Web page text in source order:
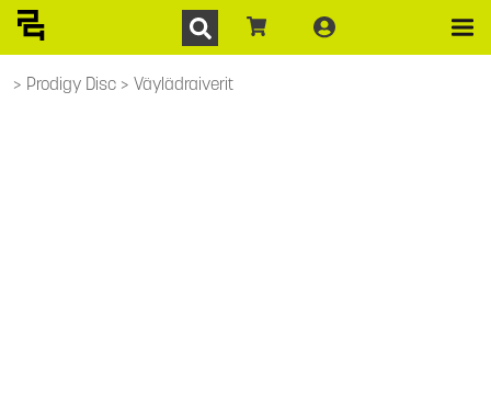
Prodigy Disc Väylädraiverit